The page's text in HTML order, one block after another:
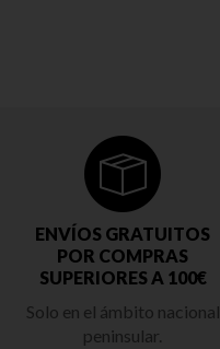
ENVÍOS GRATUITOS
POR COMPRAS
SUPERIORES A 100€
Solo en el ámbito nacional
peninsular.